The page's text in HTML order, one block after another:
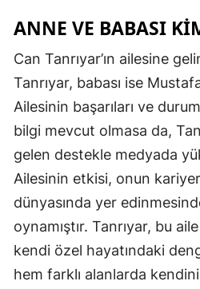
ANNE VE BABASI
Can Tanrıyar’ın ailesine
Tanrıyar, babası ise
Ailesinin başarıları ve
bilgi mevcut olmasa da,
gelen destekle medyada
Ailesinin etkisi, onun
dünyasında yer
oynamıştır. Tanrıyar, bu
kendi özel hayatındaki
hem farklı alanlarda